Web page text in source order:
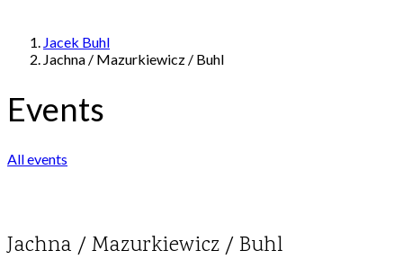
Jacek Buhl
Jachna / Mazurkiewicz / Buhl
Events
All events
Jachna / Mazurkiewicz / Buhl